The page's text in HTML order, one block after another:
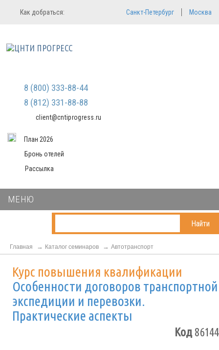
Регистрация
Мы не передаем ваши данные
третьим лицам и не рассылаем
Вход в систему
Как добраться: Санкт-Петербург Москва
8 (800) 333-88-44
8 (812) 331-88-88
client@cntiprogress.ru
План 2026
Бронь отелей
Рассылка
МЕНЮ
Найти
Главная Каталог семинаров Автотранспорт
Курс повышения квалификации
Особенности договоров транспортной
экспедиции и перевозки.
Практические аспекты
Код86144